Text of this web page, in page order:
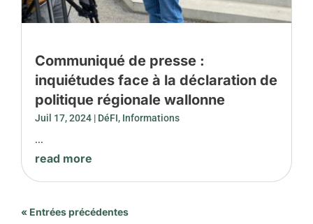
Communiqué de presse :
inquiétudes face à la déclaration de
politique régionale wallonne
Juil 17, 2024 | DéFI, Informations
...
read more
« Entrées précédentes